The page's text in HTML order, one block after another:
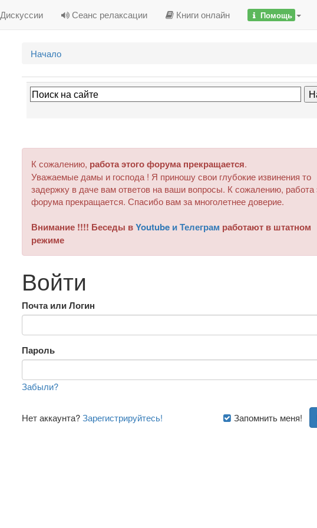
Дискуссии Сеанс релаксации Книги онлайн Помощь
Начало
К сожалению, работа этого форума прекращается.
Уважаемые дамы и господа ! Я приношу свои глубокие извинения то
задержку в даче вам ответов на ваши вопросы. К сожалению, работа
форума прекращается. Спасибо вам за многолетнее доверие.
Внимание !!!! Беседы вYoutube и Телеграм работают в штатном
режиме
Войти
Почта или Логин
Пароль
Забыли?
Запомнить меня!
Нет аккаунта?Зарегистрируйтесь!